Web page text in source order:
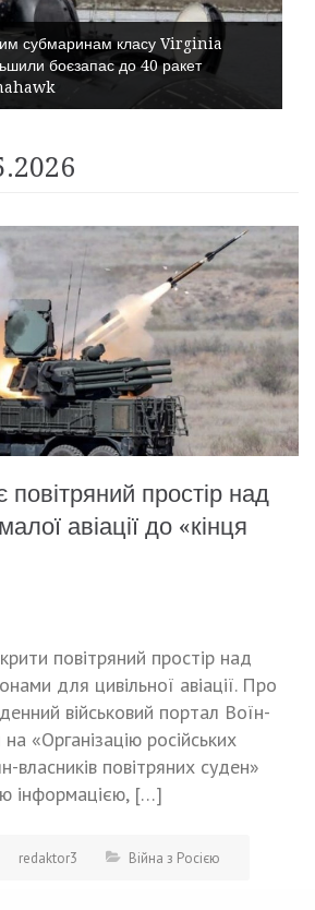
субмаринам класу Virginia
боєзапас до 40 ракет
повітряний простір над
авіації до «кінця
повітряний простір над
для цивільної авіації. Про
військовий портал Воїн-
«Організацію російських
власників повітряних суден»
інформацією, […]
redaktor3 Війна з Росією